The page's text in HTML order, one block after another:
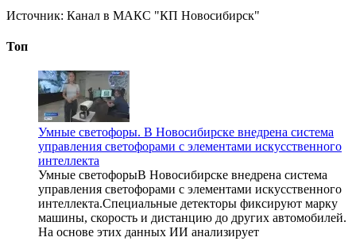
Источник: Канал в МАКС "КП Новосибирск"
Топ
Умные светофоры. В Новосибирске внедрена система
управления светофорами с элементами искусственного
интеллекта
Умные светофорыВ Новосибирске внедрена система
управления светофорами с элементами искусственного
интеллекта.Специальные детекторы фиксируют марку
машины, скорость и дистанцию до других автомобилей.
На основе этих данных ИИ анализирует